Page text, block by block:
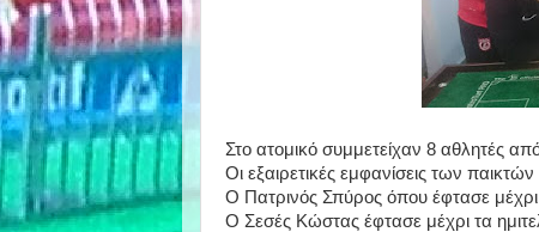
Στο ατομικό συμμετείχαν 8 αθλητές
Οι εξαιρετικές εμφανίσεις των
Ο Πατρινός Σπύρος όπου έφτασε
Ο Σεσές Κώστας έφτασε μέχρι τα